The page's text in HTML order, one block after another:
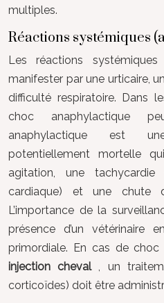
multiples.
Réactions systémiques
Les réactions
manifester par une urticaire,
difficulté respiratoire. Dans
choc anaphylactique
anaphylactique est
potentiellement mortelle
agitation, une
cardiaque) et une chute
L’importance de la
présence d’un vétérinaire
primordiale. En cas de
injection cheval
, un
corticoïdes) doit être